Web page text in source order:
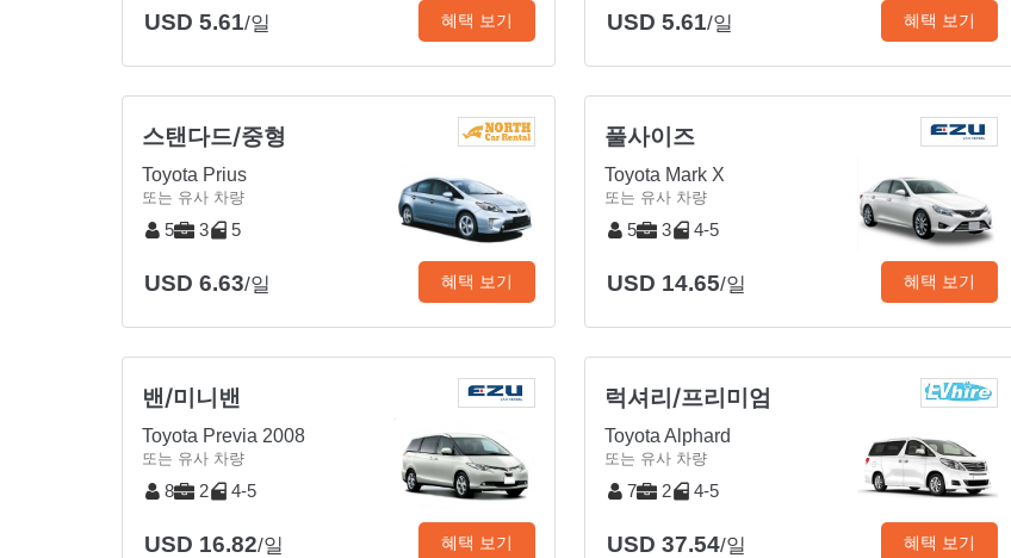
USD 5.61/일 혜택 보기 USD 5.61/일 혜택 보기
스탠다드/중형
Toyota Prius
또는 유사 차량
5 3 5
USD 6.63/일 혜택 보기
풀사이즈
Toyota Mark X
또는 유사 차량
5 3 4-5
USD 14.65/일 혜택 보기
밴/미니밴
Toyota Previa 2008
또는 유사 차량
8 2 4-5
USD 16.82/일 혜택 보기
럭셔리/프리미엄
Toyota Alphard
또는 유사 차량
7 2 4-5
USD 37.54/일 혜택 보기